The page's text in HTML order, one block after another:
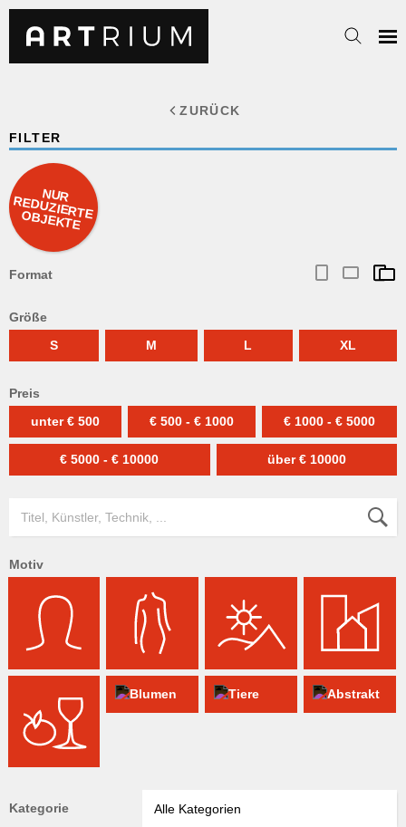
ZURÜCK
FILTER
NUR
REDUZIERTE OBJEKTE
Format
Größe
S
M L XL
Preis
unter € 500
€ 500 - € 1000 € 1000 - € 5000
€ 5000 - € 10000 über € 10000
Motiv
Kategorie